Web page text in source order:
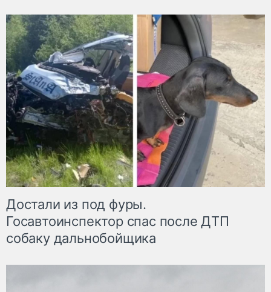
Достали из под фуры.
Госавтоинспектор спас после ДТП
собаку дальнобойщика